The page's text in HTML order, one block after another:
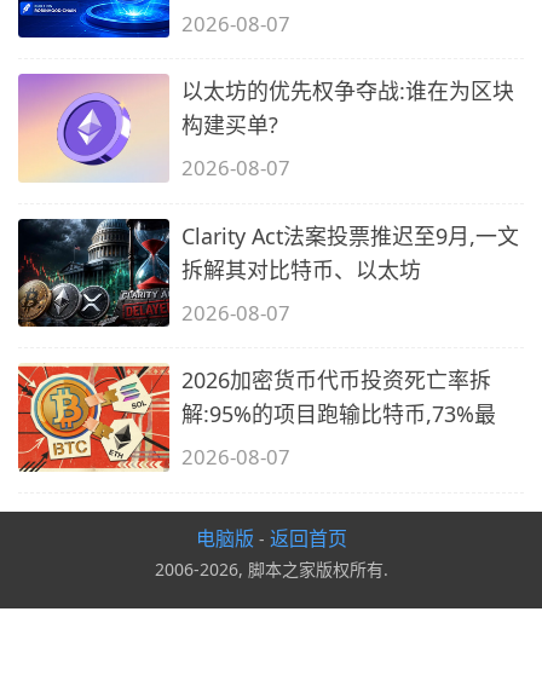
2026-08-07
以太坊的优先权争夺战:谁在为区块
构建买单?
2026-08-07
Clarity Act法案投票推迟至9月,一文
拆解其对比特币、以太坊
2026-08-07
2026加密货币代币投资死亡率拆
解:95%的项目跑输比特币,73%最
2026-08-07
电脑版 - 返回首页
2006-2026, 脚本之家版权所有.